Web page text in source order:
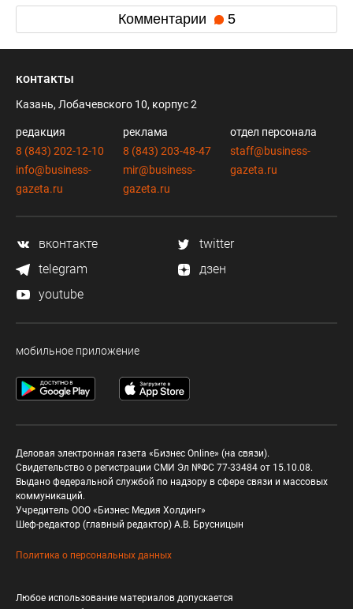
Комментарии 5
контакты
Казань, Лобачевского 10, корпус 2
редакция
8 (843) 202-12-10
info@business-
gazeta.ru
реклама
8 (843) 203-48-47
mir@business-
gazeta.ru
отдел персонала
staff@business-
gazeta.ru
вконтакте
twitter
telegram
дзен
youtube
мобильное приложение
Деловая электронная газета «Бизнес Online» (на связи).
Свидетельство о регистрации СМИ Эл №ФС 77-33484 от 15.10.08.
Выдано федеральной службой по надзору в сфере связи и массовых
коммуникаций.
Учредитель ООО «Бизнес Медия Холдинг»
Шеф-редактор (главный редактор) А.В. Брусницын
Политика о персональных данных
Любое использование материалов допускается